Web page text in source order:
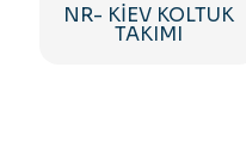
NR- KİEV KOLTUK
TAKIMI